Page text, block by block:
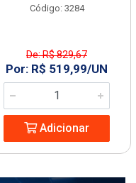
Código: 3284
De: R$ 829,67
Por: R$ 519,99/UN
Adicionar